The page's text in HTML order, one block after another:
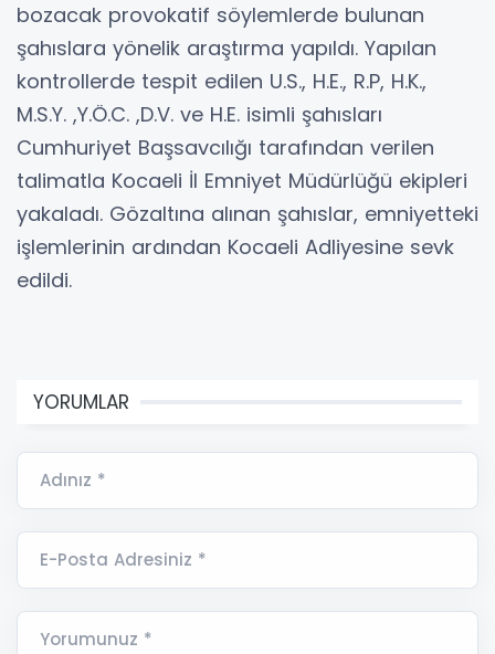
bozacak provokatif söylemlerde bulunan
şahıslara yönelik araştırma yapıldı. Yapılan
kontrollerde tespit edilen U.S., H.E., R.P, H.K.,
M.S.Y. ,Y.Ö.C. ,D.V. ve H.E. isimli şahısları
Cumhuriyet Başsavcılığı tarafından verilen
talimatla Kocaeli İl Emniyet Müdürlüğü ekipleri
yakaladı. Gözaltına alınan şahıslar, emniyetteki
işlemlerinin ardından Kocaeli Adliyesine sevk
edildi.
YORUMLAR
Adınız *
E-Posta Adresiniz *
Yorumunuz *